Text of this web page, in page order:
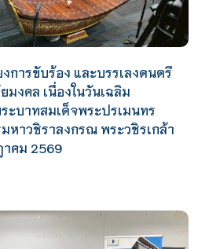
การขับร้อง และบรรเลงดนตรี
มงคล เนื่องในวันเฉลิม
ะบาทสมเด็จพระปรเมนทร
หาวชิราลงกรณ พระวชิรเกล้า
าคม 2569